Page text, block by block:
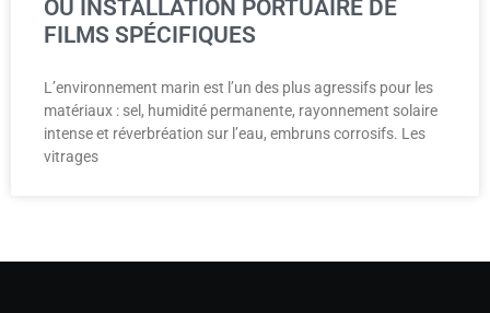
OU INSTALLATION PORTUAIRE DE
FILMS SPÉCIFIQUES
L’environnement marin est l’un des plus agressifs pour les
matériaux : sel, humidité permanente, rayonnement solaire
intense et réverbréation sur l’eau, embruns corrosifs. Les
vitrages